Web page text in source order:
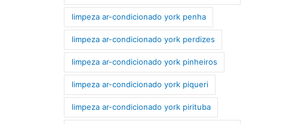
limpeza ar-condicionado york penha
limpeza ar-condicionado york perdizes
limpeza ar-condicionado york pinheiros
limpeza ar-condicionado york piqueri
limpeza ar-condicionado york pirituba